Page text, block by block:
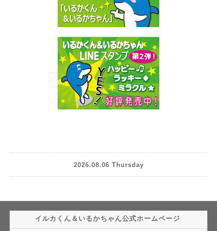
2026.08.06 Thursday
イルカくん＆いるかちゃん公式ホームページ